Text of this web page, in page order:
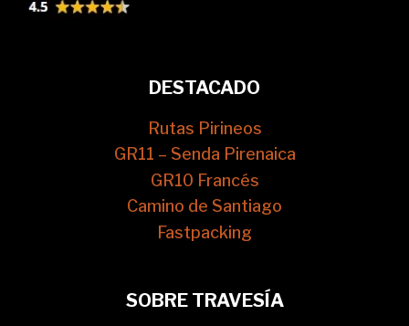
DESTACADO
Rutas Pirineos
GR11 – Senda Pirenaica
GR10 Francés
Camino de Santiago
Fastpacking
SOBRE TRAVESÍA